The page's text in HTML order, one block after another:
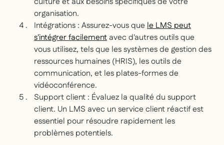
organisation.
Intégrations : Assurez-vous quele LMS peut
s'intégrer facilementavec d'autres outils que
vous utilisez, tels que les systèmes de gestion des
ressources humaines (HRIS), les outils de
communication, et les plates-formes de
vidéoconférence.
Support client : Évaluez la qualité du support
client. Un LMS avec un service client réactif est
essentiel pour résoudre rapidement les
problèmes potentiels.